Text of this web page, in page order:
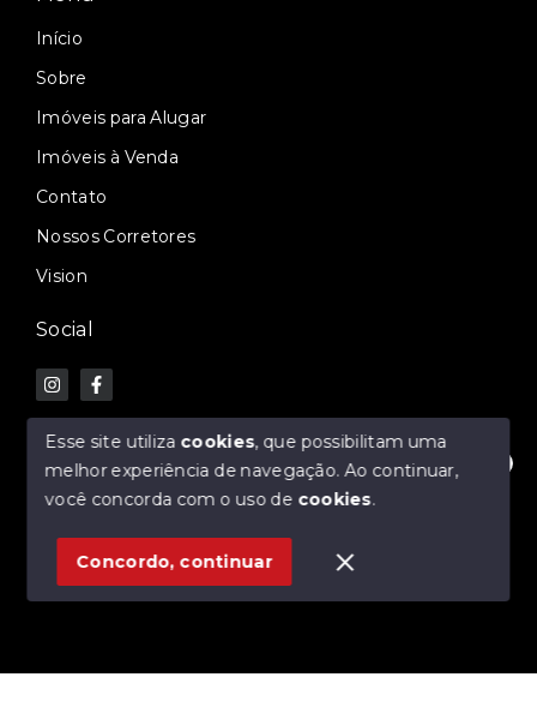
Olá! Estamos disponíveis para te ajudar.
Início
Sobre
Imóveis para Alugar
Imóveis à Venda
Contato
Nossos Corretores
Vision
Social
© Copyright 2026 - Morena Imobiliária e Construtora -
SITE PARA IMOBILIARIA
Esse site utiliza cookies, que possibilitam uma
melhor experiência de navegação.Ao continuar,
você concorda com o uso de cookies.
Concordo, continuar